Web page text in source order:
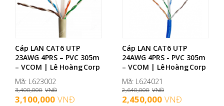
Cáp LAN CAT6 UTP
23AWG 4PRS – PVC 305m
– VCOM | Lê Hoàng Corp
Mã: L623002
3,400,000 VNĐ
3,100,000 VNĐ
Cáp LAN CAT6 UTP
24AWG 4PRS - PVC 305m
– VCOM | Lê Hoàng Corp
Mã: L624021
2,640,000 VNĐ
2,450,000 VNĐ